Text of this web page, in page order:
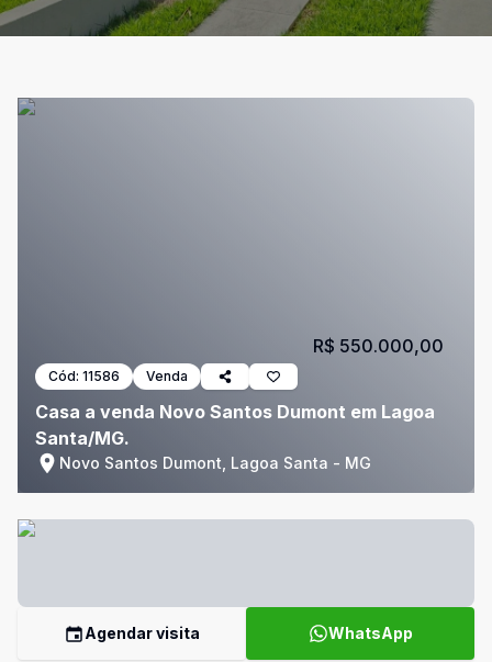
Cód: 11586 Venda
Casa a venda Novo Santos Dumont em Lagoa
Santa/MG.
Novo Santos Dumont, Lagoa Santa - MG
R$ 550.000,00
Agendar visita WhatsApp